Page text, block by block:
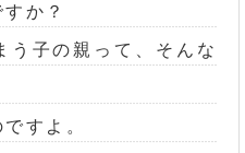
か？
う子の親って、そんな
すよ。